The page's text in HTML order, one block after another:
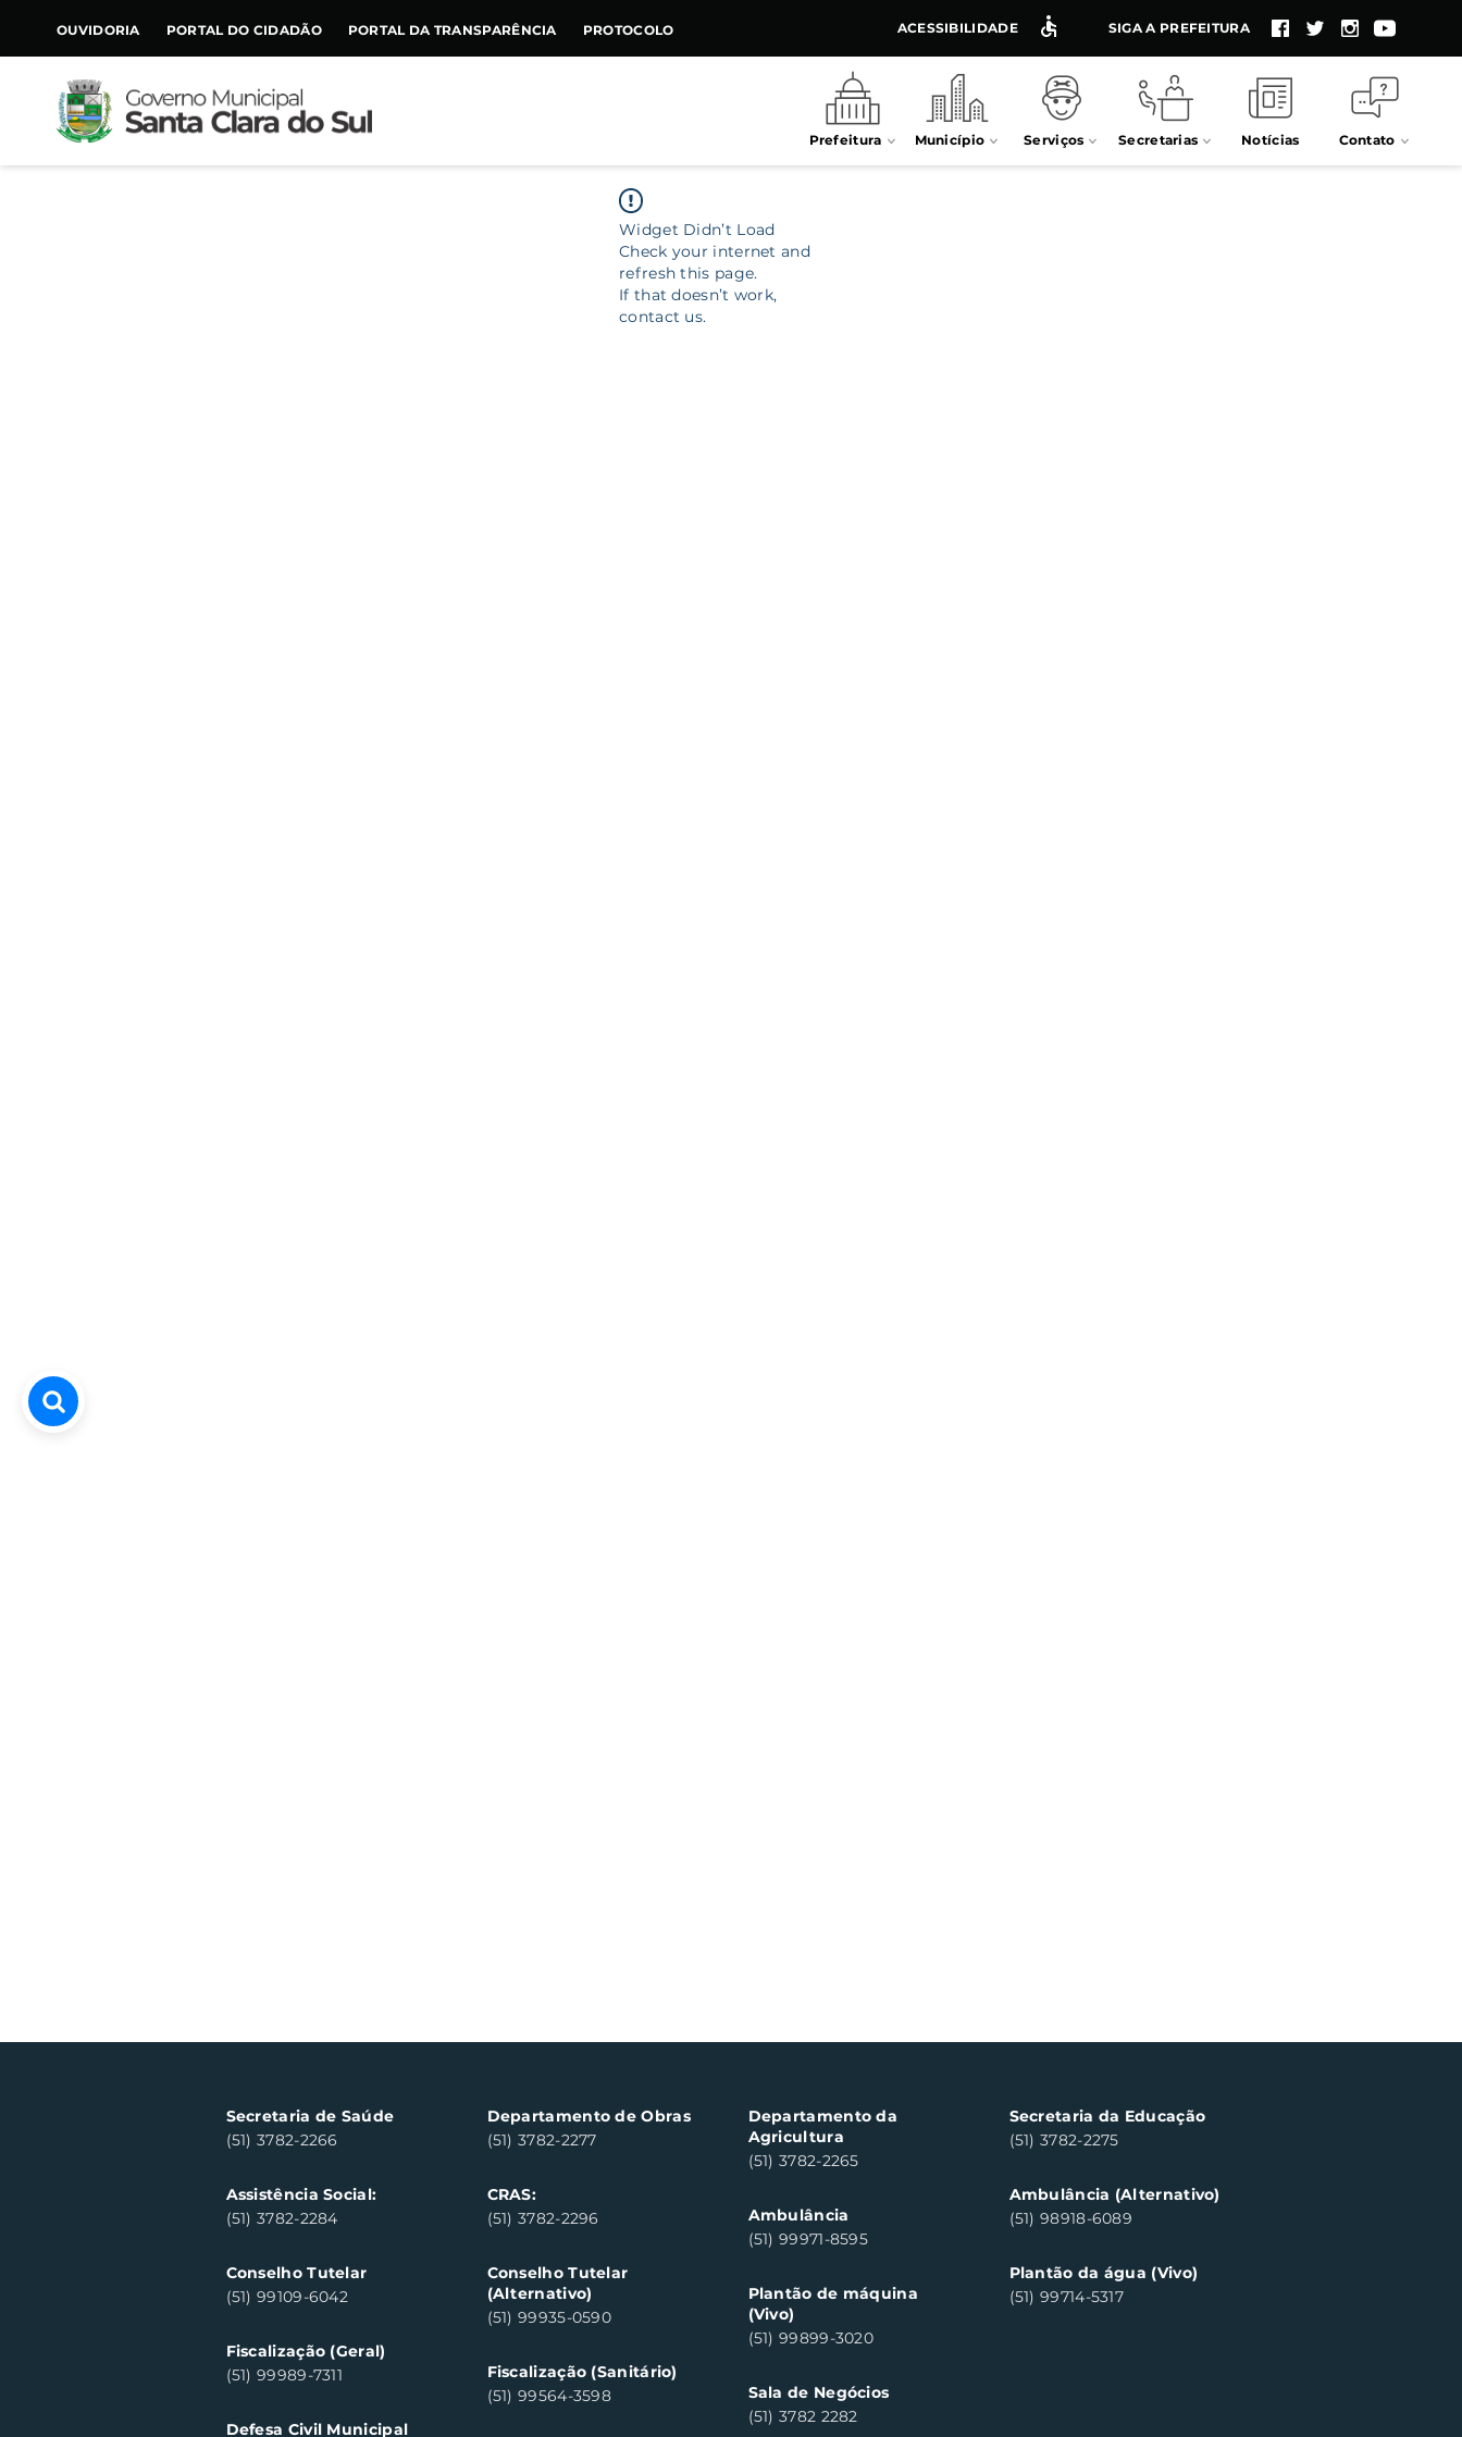
CONTEÚDO
OUVIDORIA PORTAL DO CIDADÃO PORTAL DA TRANSPARÊNCIA PROTOCOLO ACESSIBILIDADE SIGA A PREFEITURA
Prefeitura Município Serviços Secretarias Notícias Contato
Widget Didn’t Load
Check your internet and
refresh this page.
If that doesn’t work,
contact us.
Secretaria de Saúde
(51) 3782-2266
Assistência Social:
(51) 3782-2284
Conselho Tutelar
(51) 99109-6042
Fiscalização (Geral)
(51) 99989-7311
Defesa Civil Municipal
Departamento de Obras
(51) 3782-2277
CRAS:
(51) 3782-2296
Conselho Tutelar
(Alternativo)
(51) 99935-0590
Fiscalização (Sanitário)
(51) 99564-3598
Departamento da
Agricultura
(51) 3782-2265
Ambulância
(51) 99971-8595
Plantão de máquina
(Vivo)
(51) 99899-3020
Sala de Negócios
(51) 3782 2282
Secretaria da Educação
(51) 3782-2275
Ambulância (Alternativo)
(51) 98918-6089
Plantão da água (Vivo)
(51) 99714-5317